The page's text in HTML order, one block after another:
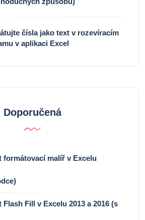
čísla jako text v rozevíracím
v aplikaci Excel
Doporučená
formátovací malíř v Excelu
Fill v Excelu 2013 a 2016 (s